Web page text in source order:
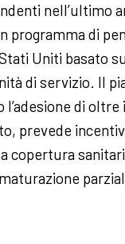
nell’ultimo
programma di
Uniti basato
di servizio. Il
l’adesione di
prevede
copertura